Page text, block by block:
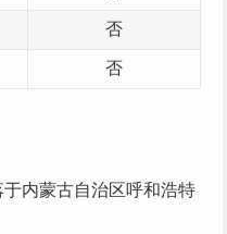
否
否
内蒙古自治区呼和浩特